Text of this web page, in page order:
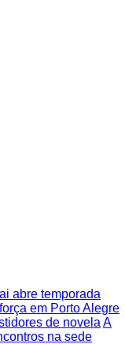
abre temporada
em Porto Alegre
de novela A
na sede